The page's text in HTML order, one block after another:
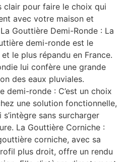
clair pour faire le choix qui
avec votre maison et
Gouttière Demi-Ronde : La
demi-ronde est le
le plus répandu en France.
lui confère une grande
des eaux pluviales.
demi-ronde : C’est un choix
une solution fonctionnelle,
sans surcharger
La Gouttière Corniche :
corniche, avec sa
plus droit, offre un rendu